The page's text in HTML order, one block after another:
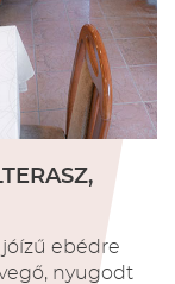
ebédre
nyugodt